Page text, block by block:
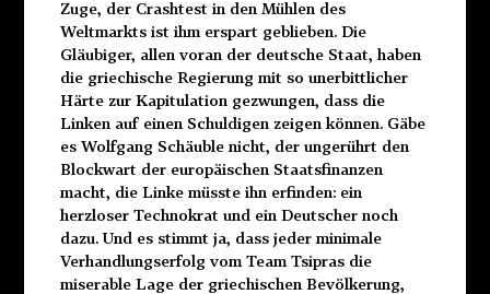
Zuge, der Crashtest in den Mühlen des
Weltmarkts ist ihm erspart geblieben. Die
Gläubiger, allen voran der deutsche Staat, haben
die griechische Regierung mit so unerbittlicher
Härte zur Kapitulation gezwungen, dass die
Linken auf einen Schuldigen zeigen können. Gäbe
es Wolfgang Schäuble nicht, der ungerührt den
Blockwart der europäischen Staatsfinanzen
macht, die Linke müsste ihn erfinden: ein
herzloser Technokrat und ein Deutscher noch
dazu. Und es stimmt ja, dass jeder minimale
Verhandlungserfolg vom Team Tsipras die
miserable Lage der griechischen Bevölkerung,